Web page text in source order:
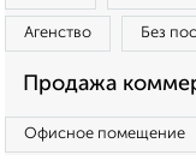
Агенство Без
Продажа
Офисное помещение